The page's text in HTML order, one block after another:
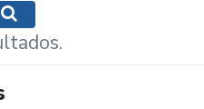
opciones de búsqueda